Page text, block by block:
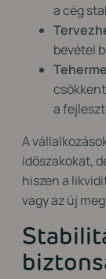
a cég
bevétel
a
A
időszakokat,
hiszen a
vagy az új